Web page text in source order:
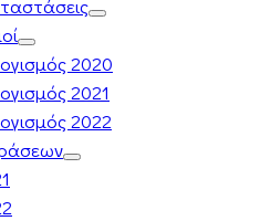
2020
2021
2022